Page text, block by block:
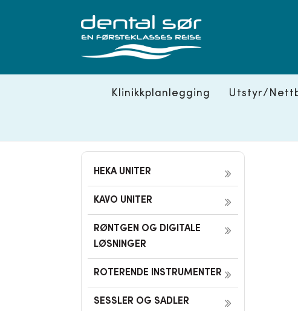
Klinikkplanlegging Utstyr/
HEKA UNITER
KAVO UNITER
RØNTGEN OG DIGITALE
LØSNINGER
ROTERENDE INSTRUMENTER
SESSLER OG SADLER